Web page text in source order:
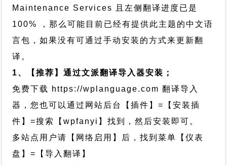
Maintenance Services 且左侧翻译进度已是
100% ，那么可能目前已经有提供此主题的中文语
言包，如果没有可通过手动安装的方式来更新翻
译。
1、【推荐】通过文派翻译导入器安装；
免费下载 https://wplanguage.com 翻译导入
器，您也可以通过网站后台【插件】=【安装插
件】=搜索【wpfanyi】找到，然后安装即可。
多站点用户请【网络启用】后，找到菜单【仪表
盘】=【导入翻译】